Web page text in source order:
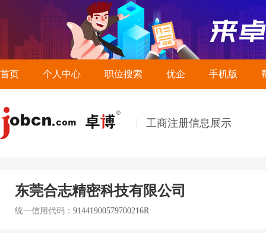
首页 个人中心 职位搜索 优企 手机版
工商注册信息展示
东莞合志精密科技有限公司
统一信用代码： 91441900579700216R